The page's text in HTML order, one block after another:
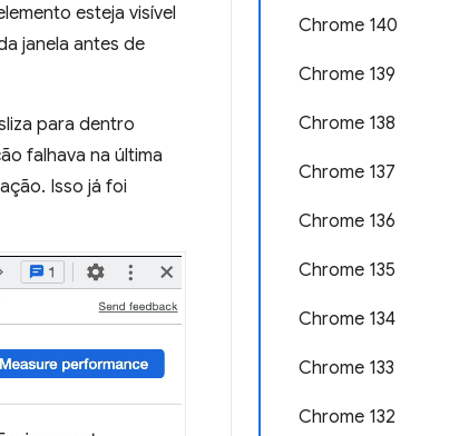
Chrome 140
Chrome 139
Chrome 138
Chrome 137
Chrome 136
Chrome 135
Chrome 134
Chrome 133
Chrome 132
esteja visível
janela antes de
para dentro
falhava na última
Isso já foi